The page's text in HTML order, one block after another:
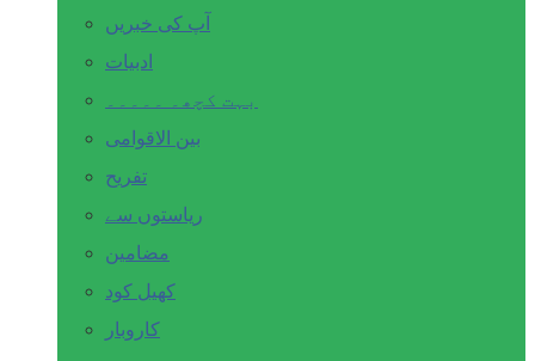
آپ کی خبریں
ادبیات
بہت کچھ۔ ۔۔۔۔۔
بین الاقوامی
تفریح
ریاستوں سے
مضامین
کھیل کود
کاروبار